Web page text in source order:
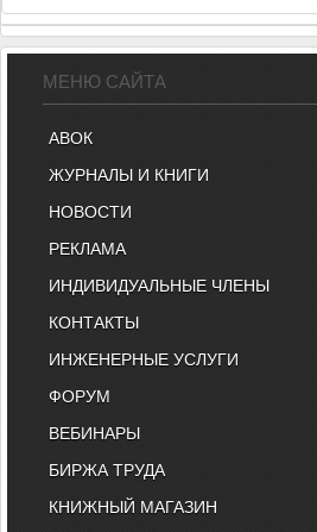
МЕНЮ САЙТА
АВОК
ЖУРНАЛЫ И КНИГИ
НОВОСТИ
РЕКЛАМА
ИНДИВИДУАЛЬНЫЕ ЧЛЕНЫ
КОНТАКТЫ
ИНЖЕНЕРНЫЕ УСЛУГИ
ФОРУМ
ВЕБИНАРЫ
БИРЖА ТРУДА
КНИЖНЫЙ МАГАЗИН